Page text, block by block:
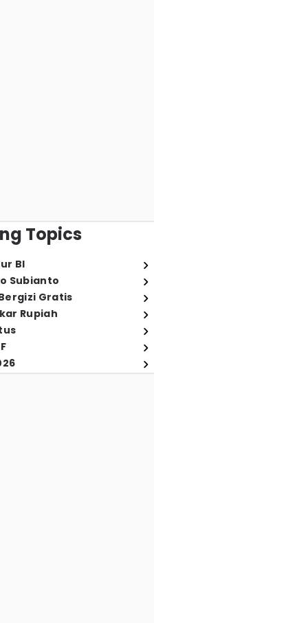
Topics
BI
Subianto
Gratis
Rupiah